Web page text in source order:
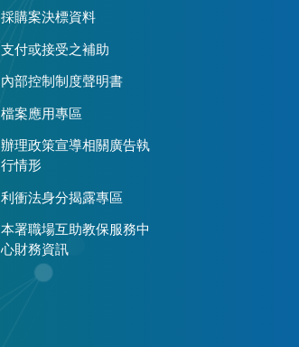
採購案決標資料
支付或接受之補助
內部控制制度聲明書
檔案應用專區
辦理政策宣導相關廣告執
行情形
利衝法身分揭露專區
本署職場互助教保服務中
心財務資訊